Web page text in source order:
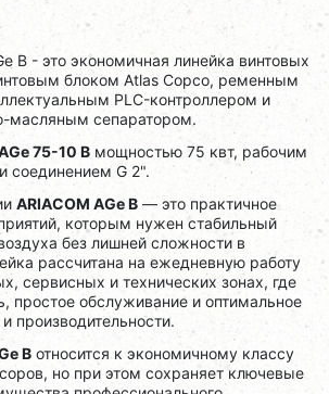
B - это экономичная линейка винтовых
блоком Atlas Copco, ременным
PLC-контроллером и
масляным сепаратором.
75-10 B мощностью 75 квт, рабочим
соединением G 2".
ARIACOM AGe B — это практичное
которым нужен стабильный
без лишней сложности в
рассчитана на ежедневную работу
сервисных и технических зонах, где
простое обслуживание и оптимальное
производительности.
B относится к экономичному классу
но при этом сохраняет ключевые